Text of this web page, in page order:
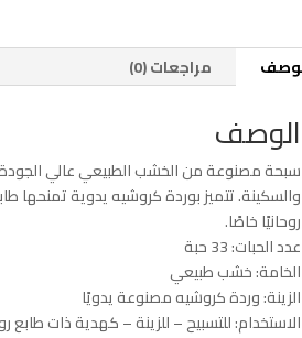
مراجعات (0)
الوصف
والسكينة. تتميز بوردة كروشيه يدوية تمنحها
روحانيًا خاصًا.
عدد الحبات: 33 حبة
الخامة: خشب طبيعي
الزينة: وردة كروشيه مصنوعة يدويًا
الاستخدام: للتسبيح – للزينة – كهدية ذات طابع